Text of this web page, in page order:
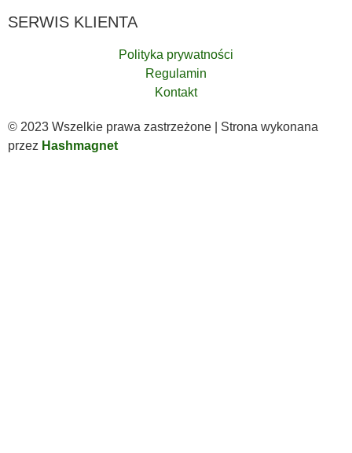
SERWIS KLIENTA
Polityka prywatności
Regulamin
Kontakt
© 2023 Wszelkie prawa zastrzeżone | Strona wykonana
przez Hashmagnet